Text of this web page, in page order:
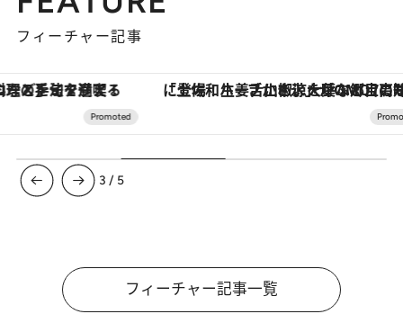
フィーチャー記事
「土佐和ハーブかき氷」がOMO7高知に登場！生姜、山椒、大葉など目にも舌にも涼を呼ぶ郷土の味
3 / 5
フィーチャー記事一覧